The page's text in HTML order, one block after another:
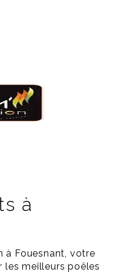
à
à Fouesnant, votre
meilleurs poêles